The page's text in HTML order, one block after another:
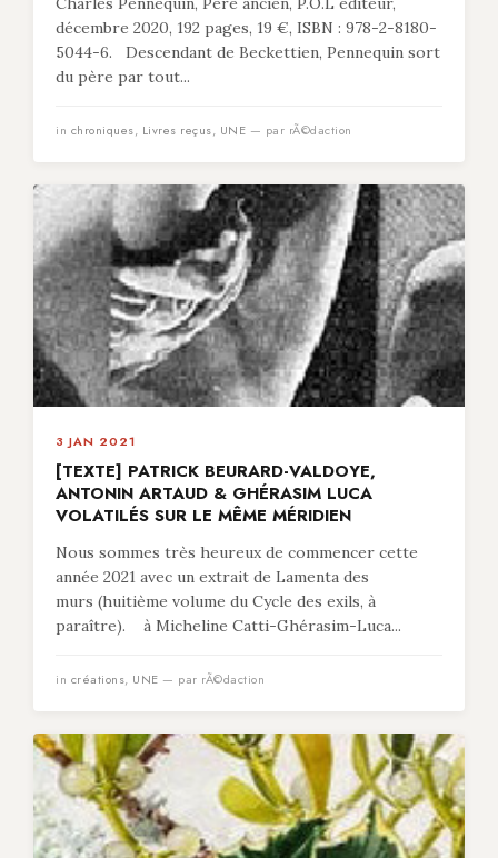
décembre 2020, 192 pages, 19 €, ISBN : 978-2-8180-
5044-6. Descendant de Beckettien, Pennequin sort
du père par tout...
in chroniques, Livres reçus, UNE — par rÃ©daction
3 JAN 2021
[TEXTE] PATRICK BEURARD-VALDOYE,
ANTONIN ARTAUD & GHÉRASIM LUCA
VOLATILÉS SUR LE MÊME MÉRIDIEN
Nous sommes très heureux de commencer cette
année 2021 avec un extrait de Lamenta des
murs (huitième volume du Cycle des exils, à
paraître). à Micheline Catti-Ghérasim-Luca...
in créations, UNE — par rÃ©daction